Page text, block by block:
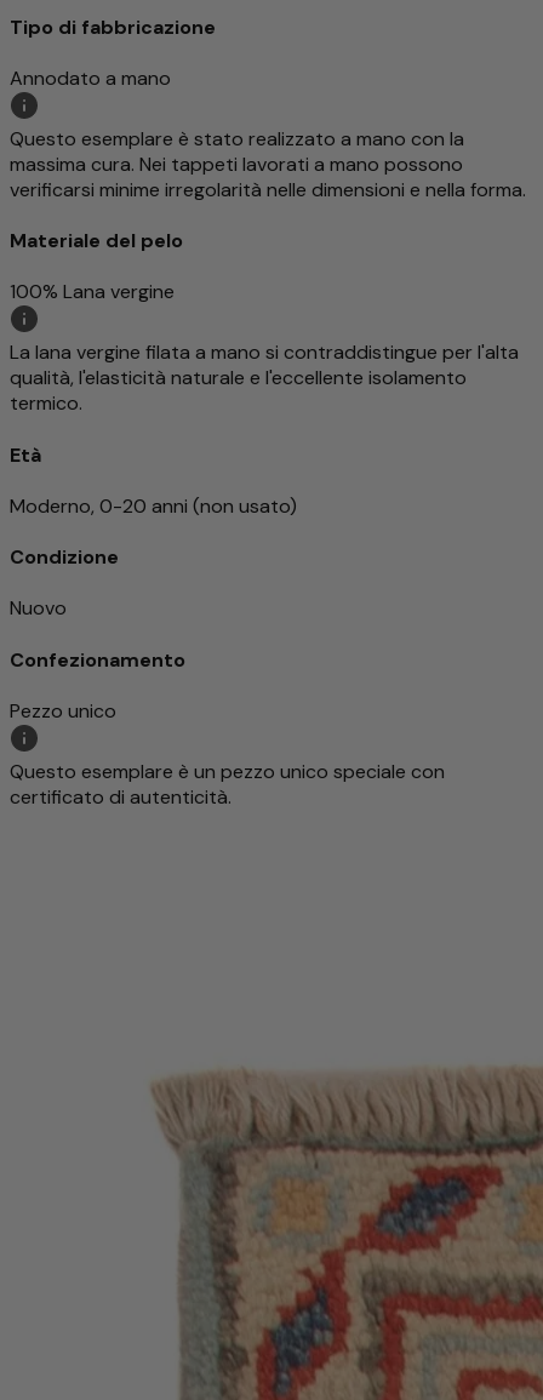
Tipo di fabbricazione
Annodato a mano
Questo esemplare è stato realizzato a mano con la
massima cura. Nei tappeti lavorati a mano possono
verificarsi minime irregolarità nelle dimensioni e nella forma.
Materiale del pelo
100% Lana vergine
La lana vergine filata a mano si contraddistingue per l'alta
qualità, l'elasticità naturale e l'eccellente isolamento
termico.
Età
Moderno, 0-20 anni (non usato)
Condizione
Nuovo
Confezionamento
Pezzo unico
Questo esemplare è un pezzo unico speciale con
certificato di autenticità.